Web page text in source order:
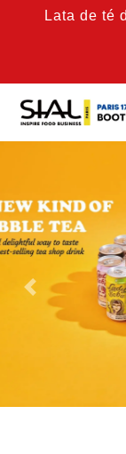
Lata de té
Previous